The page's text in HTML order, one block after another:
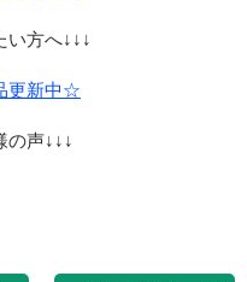
い方へ↓↓↓
更新中☆
の声↓↓↓